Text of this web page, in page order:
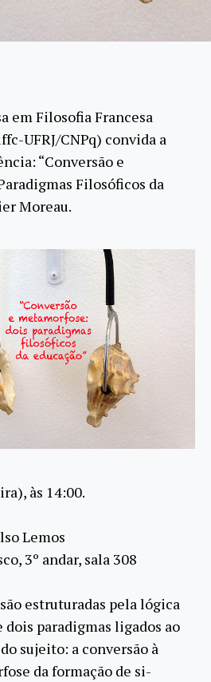
em Filosofia Francesa
UFRJ/CNPq) convida a
“Conversão e
Filosóficos da
Moreau.
às 14:00.
Lemos
3º andar, sala 308
estruturadas pela lógica
paradigmas ligados ao
sujeito: a conversão à
da formação de si-